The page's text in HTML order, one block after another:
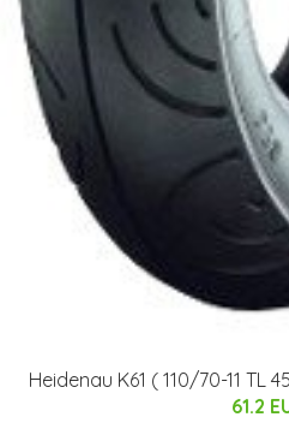
Heidenau K61 ( 110/70-11
61.2